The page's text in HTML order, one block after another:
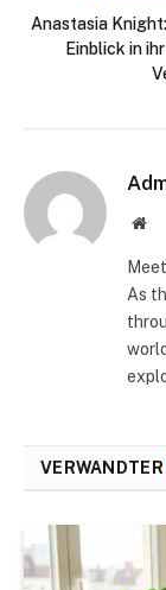
Anastasia
Einblick in
As
VERWANDTER